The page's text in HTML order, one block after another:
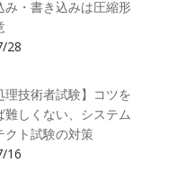
み・書き込みは圧縮形
28
理技術者試験】コツを
難しくない、システム
クト試験の対策
16